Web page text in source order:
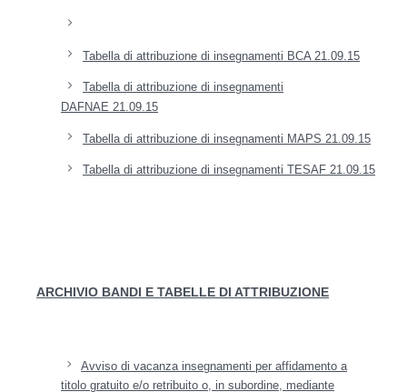
Tabella di attribuzione di insegnamenti BCA 21.09.15
Tabella di attribuzione di insegnamenti
DAFNAE 21.09.15
Tabella di attribuzione di insegnamenti MAPS 21.09.15
Tabella di attribuzione di insegnamenti TESAF 21.09.15
ARCHIVIO BANDI E TABELLE DI ATTRIBUZIONE
Avviso di vacanza insegnamenti per affidamento a
titolo gratuito e/o retribuito o, in subordine, mediante